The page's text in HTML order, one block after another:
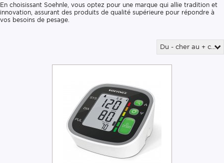
En choisissant Soehnle, vous optez pour une marque qui allie tradition et
innovation, assurant des produits de qualité supérieure pour répondre à
vos besoins de pesage.
Du - cher au + cher